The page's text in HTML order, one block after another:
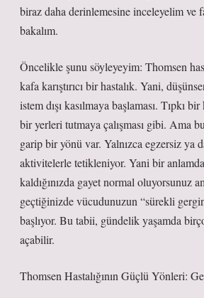
biraz daha derinlemesine inceleyelim ve
bakalım.
Öncelikle şunu söyleyeyim: Thomsen
kafa karıştırıcı bir hastalık. Yani,
istem dışı kasılmaya başlaması. Tıpkı
bir yerleri tutmaya çalışması gibi. Ama
garip bir yönü var. Yalnızca egzersiz ya
aktivitelerle tetikleniyor. Yani bir
kaldığınızda gayet normal oluyorsunuz
geçtiğinizde vücudunuzun “sürekli
başlıyor. Bu tabii, gündelik yaşamda
açabilir.
Thomsen Hastalığının Güçlü Yönleri: